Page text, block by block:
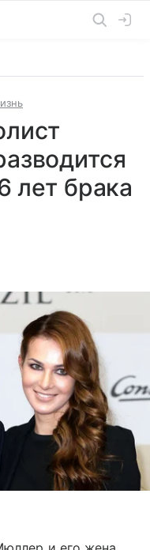
лет брака